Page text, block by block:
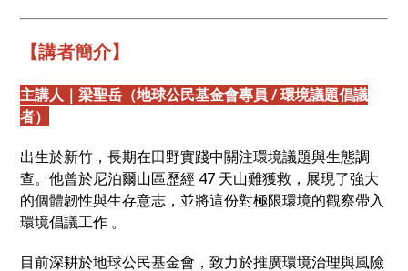
【講者簡介】
主講人｜梁聖岳（地球公民基金會專員 / 環境議題倡議
者）
出生於新竹，長期在田野實踐中關注環境議題與生態調
查。他曾於尼泊爾山區歷經 47 天山難獲救，展現了強大
的個體韌性與生存意志，並將這份對極限環境的觀察帶入
環境倡議工作 。
目前深耕於地球公民基金會，致力於推廣環境治理與風險